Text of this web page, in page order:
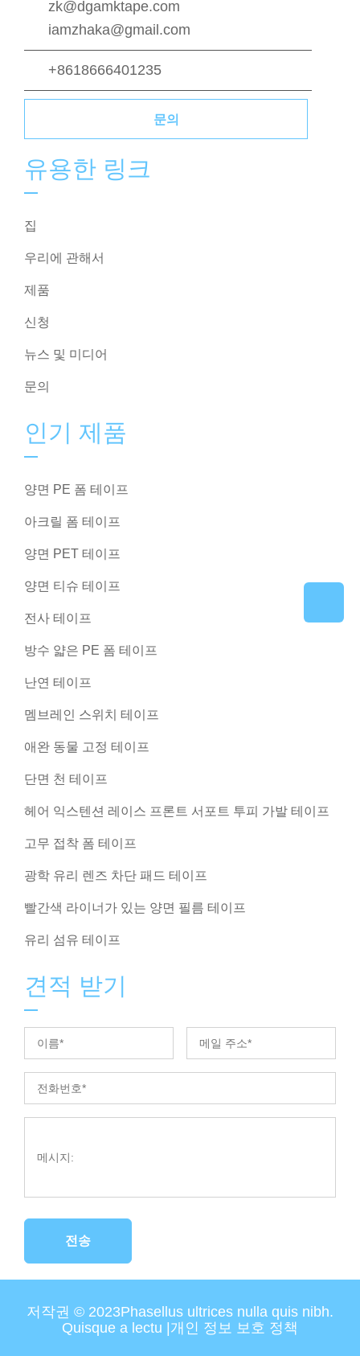
zk@dgamktape.com
iamzhaka@gmail.com
+8618666401235
문의
유용한 링크
집
우리에 관해서
제품
신청
뉴스 및 미디어
문의
인기 제품
양면 PE 폼 테이프
아크릴 폼 테이프
양면 PET 테이프
양면 티슈 테이프
전사 테이프
방수 얇은 PE 폼 테이프
난연 테이프
멤브레인 스위치 테이프
애완 동물 고정 테이프
단면 천 테이프
헤어 익스텐션 레이스 프론트 서포트 투피 가발 테이프
고무 접착 폼 테이프
광학 유리 렌즈 차단 패드 테이프
빨간색 라이너가 있는 양면 필름 테이프
유리 섬유 테이프
견적 받기
전송
저작권 © 2023Phasellus ultrices nulla quis nibh.
Quisque a lectu | 개인 정보 보호 정책